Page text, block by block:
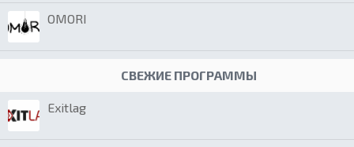
OMORI
СВЕЖИЕ ПРОГРАММЫ
Exitlag